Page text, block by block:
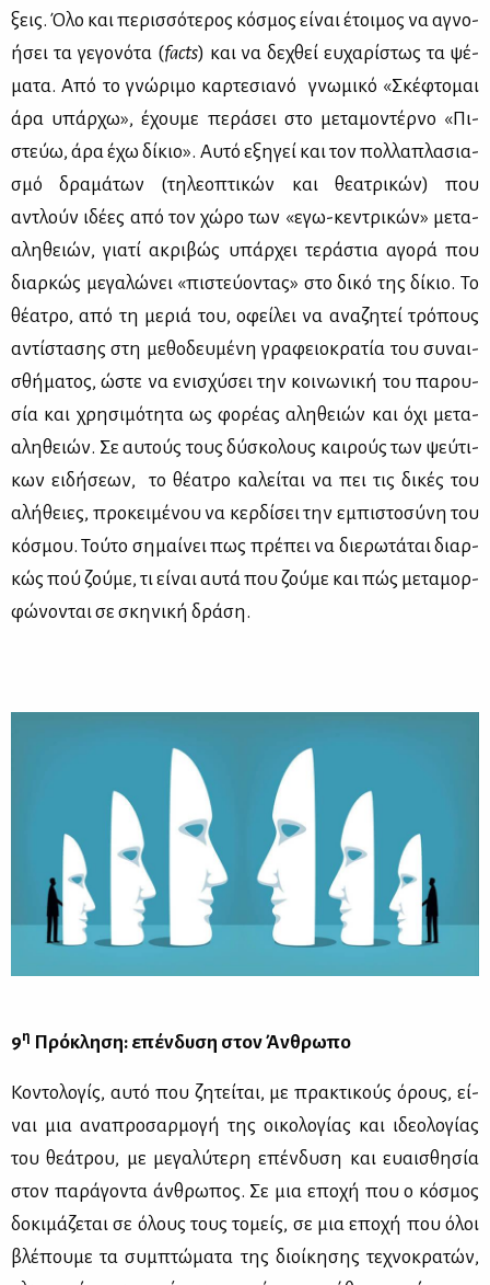
ξεις. Όλο και πε­ρισ­σό­τε­ρος κό­σμος εί­ναι έτοι­μος να αγνο­
ή­σει τα γε­γο­νό­τα (facts) και να δε­χθεί ευ­χα­ρί­στως τα ψέ­
μα­τα. Από το γνώ­ρι­μο καρ­τε­σια­νό γνω­μι­κό «Σκέ­φτο­μαι
άρα υπάρ­χω», έχου­με πε­ρά­σει στο με­τα­μο­ντέρ­νο «Πι­
στεύω, άρα έχω δί­κιο». Αυ­τό εξη­γεί και τον πολ­λα­πλα­σια­
σμό δρα­μά­των (τη­λε­ο­πτι­κών και θε­α­τρι­κών) που
αντλούν ιδέ­ες από τον χώ­ρο των «εγω-κε­ντρι­κών» με­τα-
αλη­θειών, για­τί ακρι­βώς υπάρ­χει τε­ρά­στια αγο­ρά που
διαρ­κώς με­γα­λώ­νει «πι­στεύ­ο­ντας» στο δι­κό της δί­κιο. Το
θέ­α­τρο, από τη με­ριά του, οφεί­λει να ανα­ζη­τεί τρό­πους
αντί­στα­σης στη με­θο­δευ­μέ­νη γρα­φειο­κρα­τία του συ­ναι­
σθή­μα­τος, ώστε να ενι­σχύ­σει την κοι­νω­νι­κή του πα­ρου­
σία και χρη­σι­μό­τη­τα ως φο­ρέ­ας αλη­θειών και όχι με­τα-
αλη­θειών. Σε αυ­τούς τους δύ­σκο­λους και­ρούς των ψεύ­τι­
κων ει­δή­σε­ων, το θέ­α­τρο κα­λεί­ται να πει τις δι­κές του
αλή­θειες, προ­κει­μέ­νου να κερ­δί­σει την εμπι­στο­σύ­νη του
κό­σμου. Τού­το ση­μαί­νει πως πρέ­πει να διε­ρω­τά­ται διαρ­
κώς πού ζού­με, τι εί­ναι αυ­τά που ζού­με και πώς με­τα­μορ­
φώ­νο­νται σε σκη­νι­κή δρά­ση.
9η Πρό­κλη­ση: επέν­δυ­ση στον Άν­θρω­πο
Κο­ντο­λο­γίς, αυ­τό που ζη­τεί­ται, με πρα­κτι­κούς όρους, εί­
ναι μια ανα­προ­σαρ­μο­γή της οι­κο­λο­γί­ας και ιδε­ο­λο­γί­ας
του θε­ά­τρου, με με­γα­λύ­τε­ρη επέν­δυ­ση και ευαι­σθη­σία
στον πα­ρά­γο­ντα άν­θρω­πος. Σε μια επο­χή που ο κό­σμος
δο­κι­μά­ζε­ται σε όλους τους το­μείς, σε μια επο­χή που όλοι
βλέ­που­με τα συμ­πτώ­μα­τα της διοί­κη­σης τε­χνο­κρα­τών,